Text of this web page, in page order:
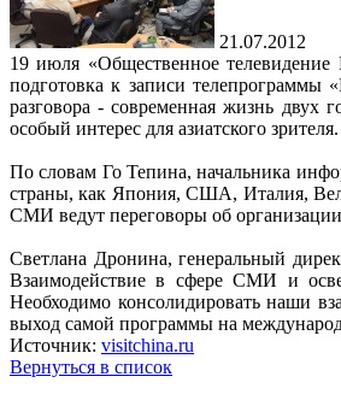
21.07.2012
19 июля «Общественное
подготовка к записи телепрограммы
разговора - современная жизнь двух
особый интерес для азиатского зрителя.
По словам Го Тепина, начальника
страны, как Япония, США, Италия,
СМИ ведут переговоры об
Светлана Дронина, генеральный
Взаимодействие в сфере СМИ и
Необходимо консолидировать наши
выход самой программы на
Источник: visitchina.ru
Вернуться в список